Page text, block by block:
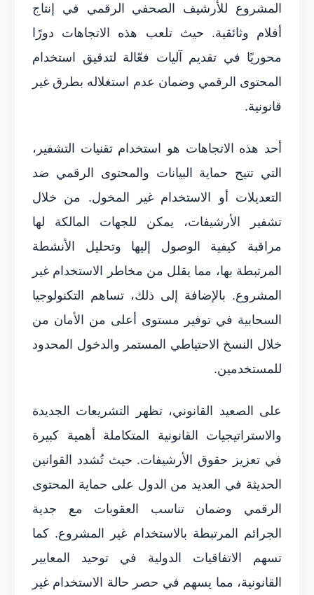
المشروع للأرشيف الصحفي الرقمي في إنتاج
أفلام وثائقية. حيث تلعب هذه الاتجاهات دورًا
محوريًا في تقديم آليات فعّالة لتدقيق استخدام
المحتوى الرقمي وضمان عدم استغلاله بطرق غير
قانونية.
أحد هذه الاتجاهات هو استخدام تقنيات التشفير،
التي تتيح حماية البيانات والمحتوى الرقمي ضد
التعديلات أو الاستخدام غير المخول. من خلال
تشفير الأرشيفات، يمكن للجهات المالكة لها
مراقبة كيفية الوصول إليها وتحليل الأنشطة
المرتبطة بها، مما يقلل من مخاطر الاستخدام غير
المشروع. بالإضافة إلى ذلك، تساهم التكنولوجيا
السحابية في توفير مستوى أعلى من الأمان من
خلال النسخ الاحتياطي المستمر والدخول المحدود
للمستخدمين.
على الصعيد القانوني، تظهر التشريعات الجديدة
والاستراتيجيات القانونية المتكاملة أهمية كبيرة
في تعزيز حقوق الأرشيفات. حيث تُشدد القوانين
الحديثة في العديد من الدول على حماية المحتوى
الرقمي وضمان تناسب العقوبات مع جدية
الجرائم المرتبطة بالاستخدام غير المشروع. كما
تسهم الاتفاقيات الدولية في توحيد المعايير
القانونية، مما يسهم في حصر حالة الاستخدام غير